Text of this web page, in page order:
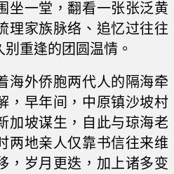
坐一堂，翻看一张张泛黄
理家族脉络、追忆过往往
重逢的团圆温情。
外侨胞两代人的隔海牵
，早年间，中原镇沙坡村
加坡谋生，自此与琼海老
两地亲人仅靠书信往来维
，岁月更迭，加上诸多变